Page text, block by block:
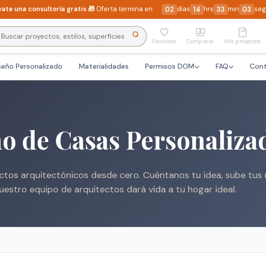
una consultoría gratis 🎁Oferta termina en: 02 días 14 hrs 33 min 02 seg
Favoritos Comparar Mis proyectos
Personalizado Materialidades Permisos DOM FAQ
de Casas
arquitectónicos desde cero. Cuéntanos tu idea, sube tus
equipo de arquitectos dará vida a tu hogar ideal.